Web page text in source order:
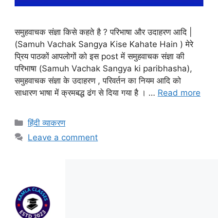
समुहवाचक संज्ञा किसे कहते है ? परिभाषा और उदाहरण आदि |
(Samuh Vachak Sangya Kise Kahate Hain ) मेरे
प्रिय पाठकों आपलोगों को इस post में समुहवाचक संज्ञा की
परिभाषा (Samuh Vachak Sangya ki paribhasha),
समुहवाचक संज्ञा के उदाहरण , परिवर्तन का नियम आदि को
साधारण भाषा में क्रमबद्ध ढंग से दिया गया है । … Read more
हिंदी व्याकरण
Leave a comment